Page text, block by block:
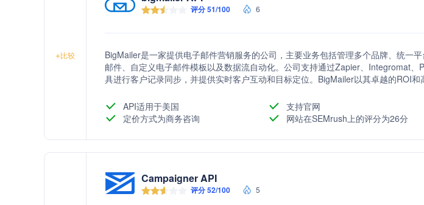
+比较
评分 51/100 6
BigMailer是一家提供电子邮件营销服务的公司，主要业务包括管理多个品牌、统一
邮件、自定义电子邮件模板以及数据流自动化。公司支持通过Zapier、Integromat、
具进行客户记录同步，并提供实时客户互动和目标定位。BigMailer以其卓越的ROI和
API适用于美国
支持官网
定价方式为商务咨询
网站在SEMrush上的评分为26分
Campaigner API
评分 52/100 5